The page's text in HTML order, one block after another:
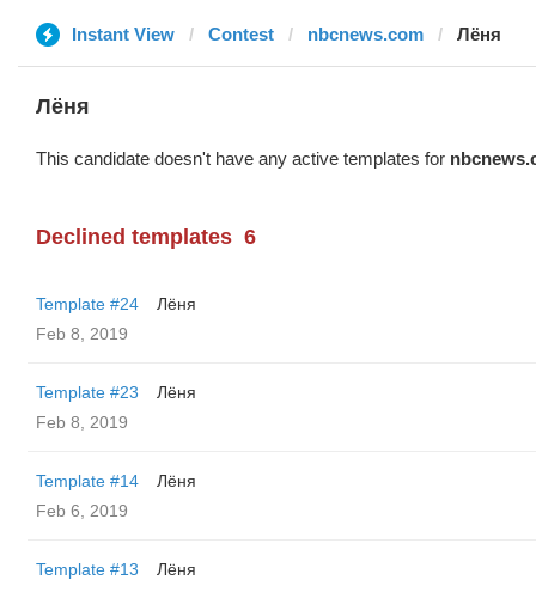
Instant View Contest nbcnews.com Лёня
Лёня
This candidate doesn't have any active templates for
Declined templates 6
Template #24
Лёня
Feb 8, 2019
Template #23
Лёня
Feb 8, 2019
Template #14
Лёня
Feb 6, 2019
Template #13
Лёня